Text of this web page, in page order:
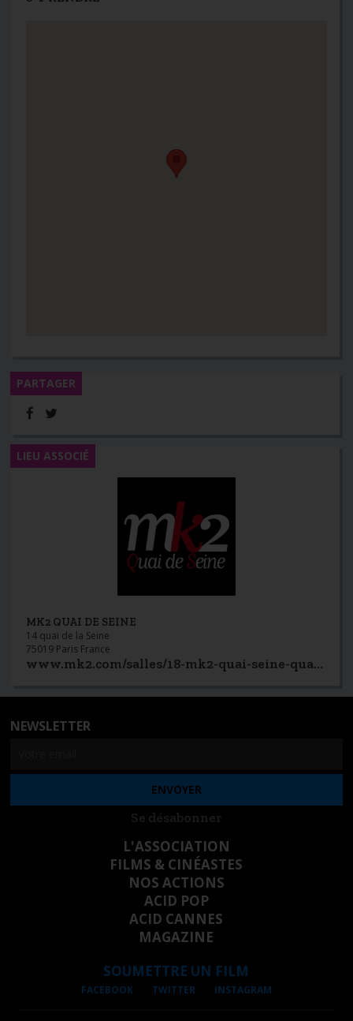
PARTAGER
MK2 QUAI DE SEINE
14 quai de la Seine
75019 Paris France
www.mk2.com/salles/18-mk2-quai-seine-quai-loire
LIEU ASSOCIÉ
NEWSLETTER
Se désabonner
L'ASSOCIATION
FILMS & CINÉASTES
NOS ACTIONS
ACID POP
ACID CANNES
MAGAZINE
SOUMETTRE UN FILM
FACEBOOK TWITTER INSTAGRAM